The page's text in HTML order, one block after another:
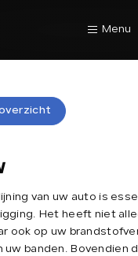
Menu
van uw auto is
Het heeft niet
ook op uw
uw banden. Bovendien